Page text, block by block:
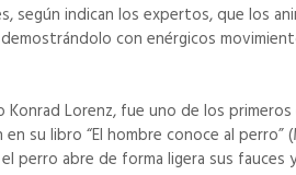
según indican los expertos, que los
con enérgicos
Konrad Lorenz, fue uno de los
en su libro “El hombre conoce al
perro abre de forma ligera sus fauces